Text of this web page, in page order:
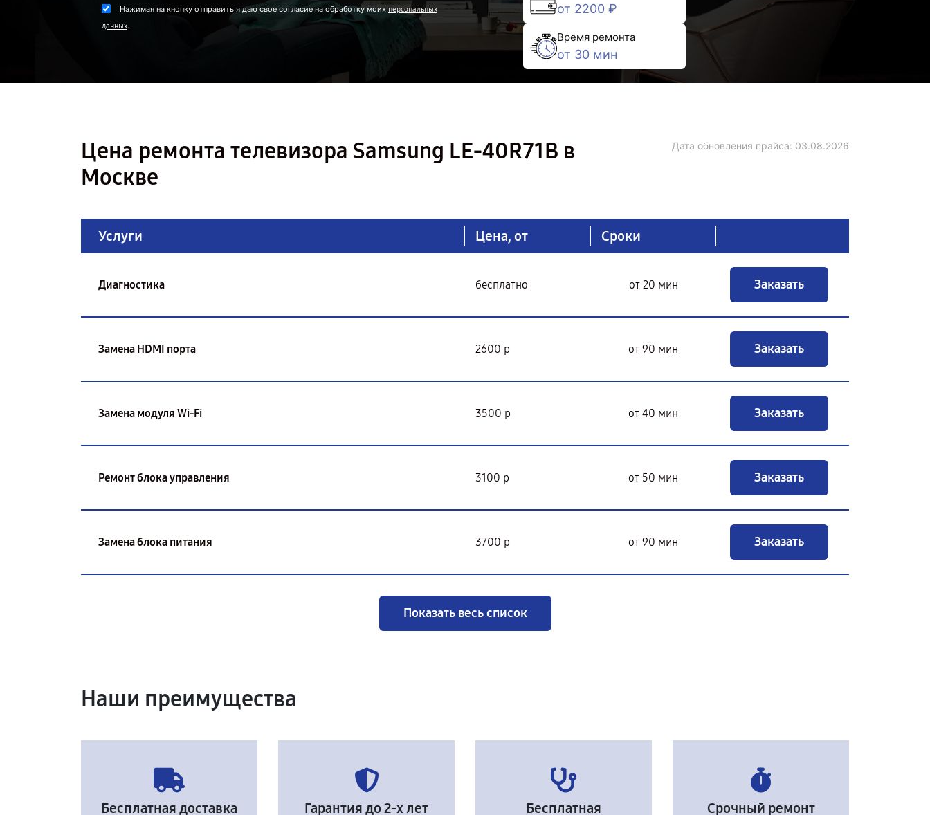
Нажимая на кнопку отправить я даю свое согласие на обработку моихперсональных
данных.
от 2200 ₽
Время ремонта
от 30 мин
Цена ремонта телевизора Samsung LE-40R71B в
Москве
Дата обновления прайса: 03.08.2026
Услуги Цена, от Сроки
Диагностика бесплатно от 20 мин Заказать
Замена HDMI порта 2600 р от 90 мин Заказать
Замена модуля Wi-Fi 3500 р от 40 мин Заказать
Ремонт блока управления 3100 р от 50 мин Заказать
Замена блока питания 3700 р от 90 мин Заказать
Показать весь список
Наши преимущества
Бесплатная доставка Гарантия до 2-х лет
Бесплатная
Срочный ремонт